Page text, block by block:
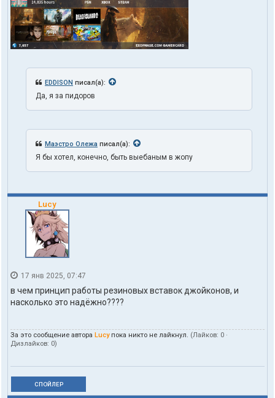
EDDISON писал(а):
Да, я за пидоров
Маэстро Олежа писал(а):
Я бы хотел, конечно, быть выебаным в жопу
Lucy
17 янв 2025, 07:47
в чем принцип работы резиновых вставок джойконов, и
насколько это надёжно????
За это сообщение автора Lucyпока никто не лайкнул. (Лайков: 0 ·
Дизлайков: 0)
СПОЙЛЕР